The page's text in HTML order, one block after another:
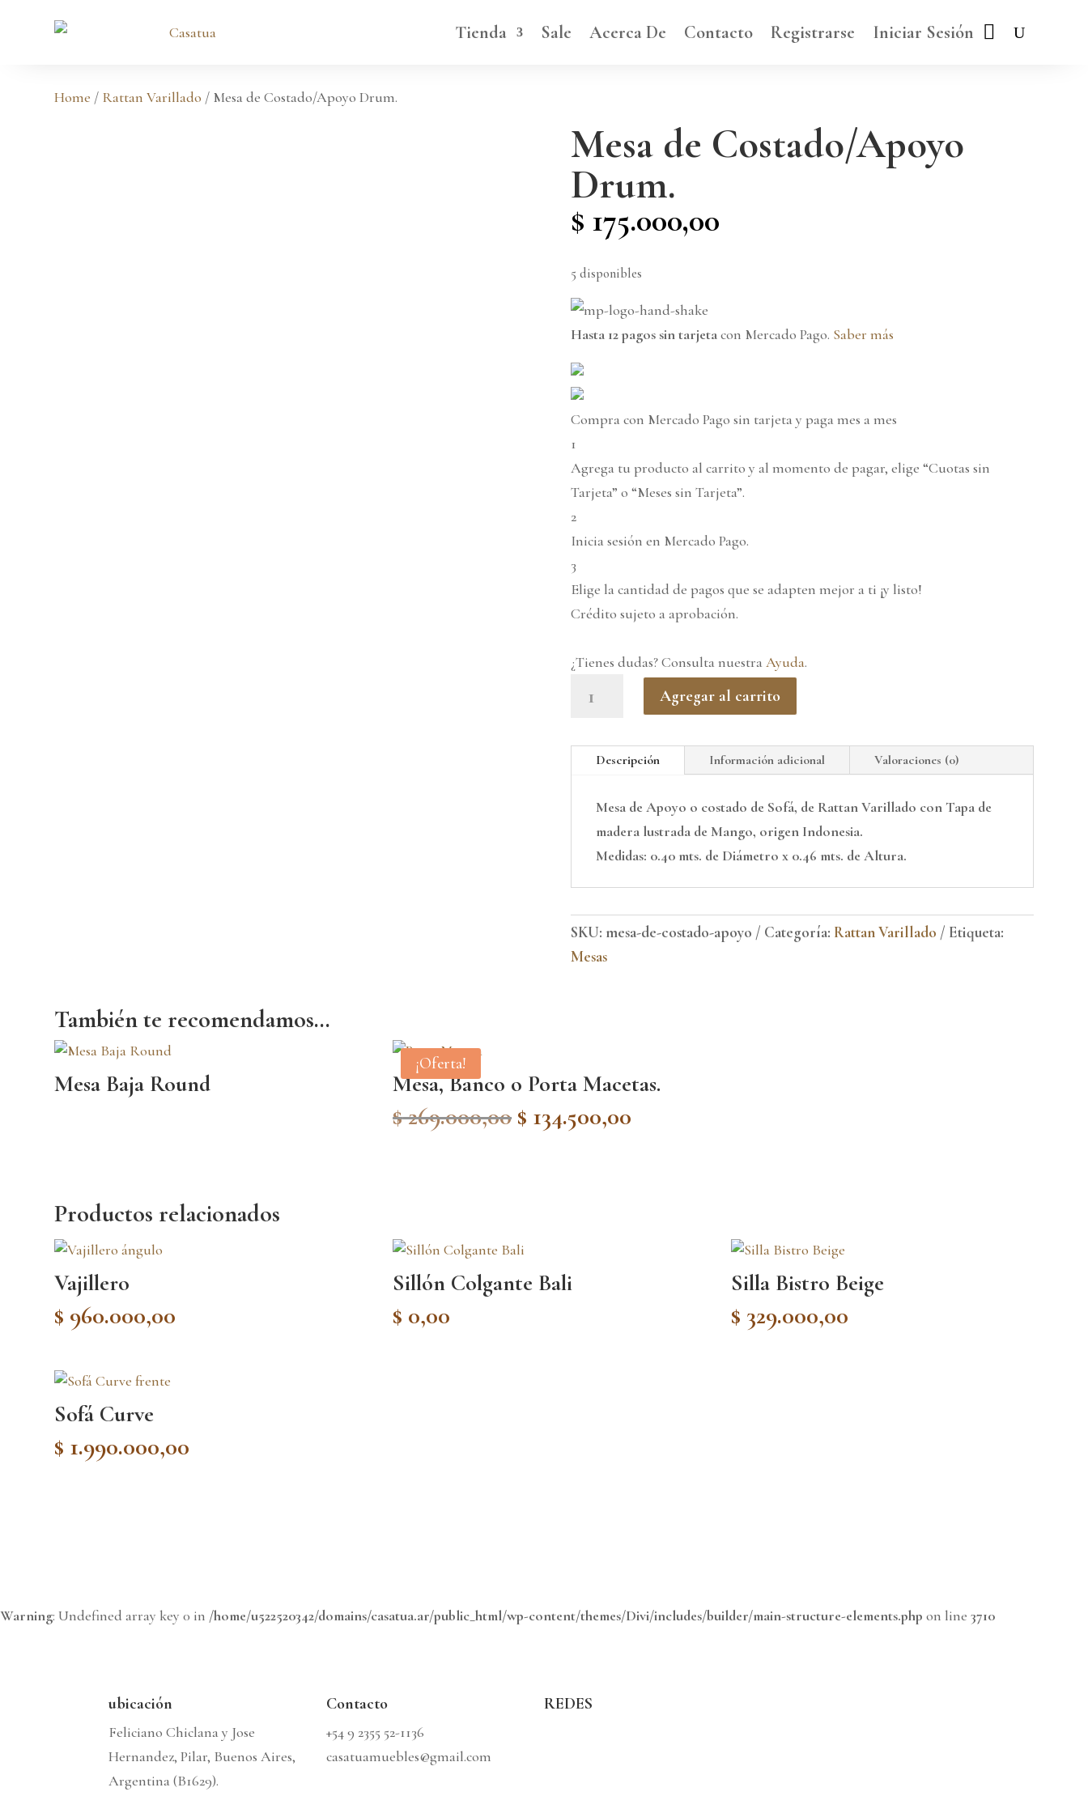
Tienda Sale Acerca De Contacto Registrarse Iniciar Sesión
Home / Rattan Varillado / Mesa de Costado/Apoyo Drum.
Mesa de Costado/Apoyo
Drum.
$ 175.000,00
5 disponibles
Hasta 12 pagos sin tarjetacon Mercado Pago. Saber más
Compra con Mercado Pago sin tarjeta y paga mes a mes
1
Agrega tu producto al carrito y al momento de pagar, elige “Cuotas sin
Tarjeta” o “Meses sin Tarjeta”.
2
Inicia sesión en Mercado Pago.
3
Elige la cantidad de pagos que se adapten mejor a ti ¡y listo!
Crédito sujeto a aprobación.
¿Tienes dudas? Consulta nuestraAyuda.
Drum.
Agregar al carrito
Descripción Información adicional Valoraciones (0)
Mesa de Apoyo o costado de Sofá, de Rattan Varillado con Tapa de
madera lustrada de Mango, origen Indonesia.
Medidas: 0.40 mts. de Diámetro x 0.46 mts. de Altura.
SKU:mesa-de-costado-apoyo Categoría: Rattan Varillado
Etiqueta:
Mesas
También te recomendamos…
Mesa Baja Round
¡Oferta!
Mesa, Banco o Porta Macetas.
$269.000,00 Original
price
$ 134.500,00
Productos relacionados
Vajillero
$ 960.000,00
Sillón Colgante Bali
$ 0,00
Silla Bistro Beige
$ 329.000,00
Sofá Curve
$ 1.990.000,00
Warning: Undefined array key 0 in /home/u522520342/domains/casatua.ar/public_html/wp-content/themes/Divi/includes/builder/main-structure-elements.php on line 3710
ubicación
Feliciano Chiclana y Jose
Hernandez, Pilar, Buenos Aires,
Argentina (B1629).
Contacto
+54 9 2355 52-1136
casatuamuebles@gmail.com
REDES